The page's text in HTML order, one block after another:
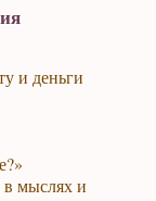
и деньги
в мыслях и